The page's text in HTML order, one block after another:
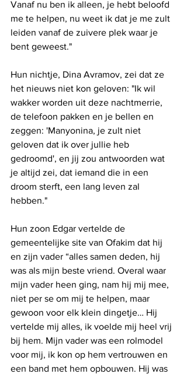
Vanaf nu ben ik alleen, je hebt beloofd
me te helpen, nu weet ik dat je me zult
leiden vanaf de zuivere plek waar je
bent geweest."
Hun nichtje, Dina Avramov, zei dat ze
het nieuws niet kon geloven: "Ik wil
wakker worden uit deze nachtmerrie,
de telefoon pakken en je bellen en
zeggen: 'Manyonina, je zult niet
geloven dat ik over jullie heb
gedroomd', en jij zou antwoorden wat
je altijd zei, dat iemand die in een
droom sterft, een lang leven zal
hebben."
Hun zoon Edgar vertelde de
gemeentelijke site van Ofakim dat hij
en zijn vader “alles samen deden, hij
was als mijn beste vriend. Overal waar
mijn vader heen ging, nam hij mij mee,
niet per se om mij te helpen, maar
gewoon voor elk klein dingetje… Hij
vertelde mij alles, ik voelde mij heel vrij
bij hem. Mijn vader was een rolmodel
voor mij, ik kon op hem vertrouwen en
een band met hem opbouwen. Hij was